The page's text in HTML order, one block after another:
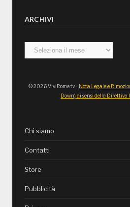
ARCHIVI
Archivi
© 2026 ViviRoma.tv - Nota Legale e
Down) ai sensi della Direttiva
Chi siamo
Contatti
Store
Pubblicità